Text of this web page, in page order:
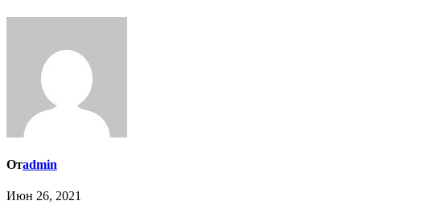
Отadmin
Июн 26, 2021